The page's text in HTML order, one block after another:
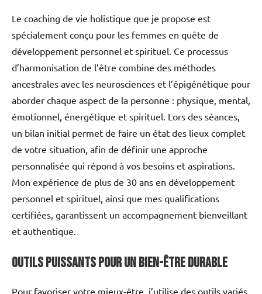
Le coaching de vie holistique que je propose est
spécialement conçu pour les femmes en quête de
développement personnel et spirituel. Ce processus
d’harmonisation de l’être combine des méthodes
ancestrales avec les neurosciences et l’épigénétique pour
aborder chaque aspect de la personne : physique, mental,
émotionnel, énergétique et spirituel. Lors des séances,
un bilan initial permet de faire un état des lieux complet
de votre situation, afin de définir une approche
personnalisée qui répond à vos besoins et aspirations.
Mon expérience de plus de 30 ans en développement
personnel et spirituel, ainsi que mes qualifications
certifiées, garantissent un accompagnement bienveillant
et authentique.
Outils puissants pour un bien-être durable
Pour favoriser votre mieux-être, j’utilise des outils variés